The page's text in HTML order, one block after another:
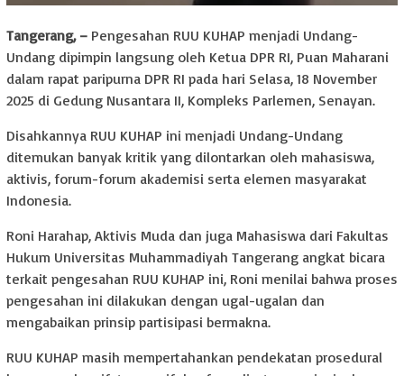
Tangerang, – Pengesahan RUU KUHAP menjadi Undang-
Undang dipimpin langsung oleh Ketua DPR RI, Puan Maharani
dalam rapat paripurna DPR RI pada hari Selasa, 18 November
2025 di Gedung Nusantara II, Kompleks Parlemen, Senayan.
Disahkannya RUU KUHAP ini menjadi Undang-Undang
ditemukan banyak kritik yang dilontarkan oleh mahasiswa,
aktivis, forum-forum akademisi serta elemen masyarakat
Indonesia.
Roni Harahap, Aktivis Muda dan juga Mahasiswa dari Fakultas
Hukum Universitas Muhammadiyah Tangerang angkat bicara
terkait pengesahan RUU KUHAP ini, Roni menilai bahwa proses
pengesahan ini dilakukan dengan ugal-ugalan dan
mengabaikan prinsip partisipasi bermakna.
RUU KUHAP masih mempertahankan pendekatan prosedural